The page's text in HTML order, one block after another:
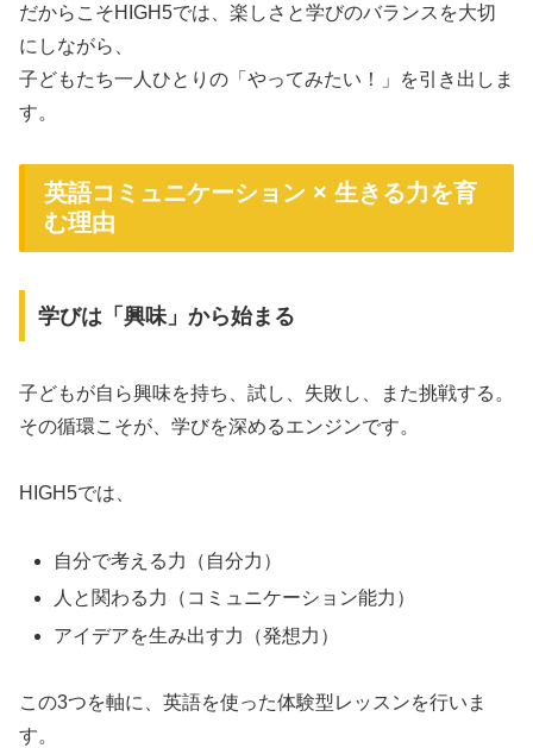
だからこそHIGH5では、楽しさと学びのバランスを大切
にしながら、
子どもたち一人ひとりの「やってみたい！」を引き出しま
す。
英語コミュニケーション × 生きる力を育
む理由
学びは「興味」から始まる
子どもが自ら興味を持ち、試し、失敗し、また挑戦する。
その循環こそが、学びを深めるエンジンです。
HIGH5では、
自分で考える力（自分力）
人と関わる力（コミュニケーション能力）
アイデアを生み出す力（発想力）
この3つを軸に、英語を使った体験型レッスンを行いま
す。